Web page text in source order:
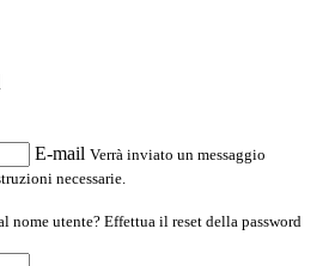
E-mail Verrà inviato un messaggio
necessarie.
nome utente? Effettua il reset della password